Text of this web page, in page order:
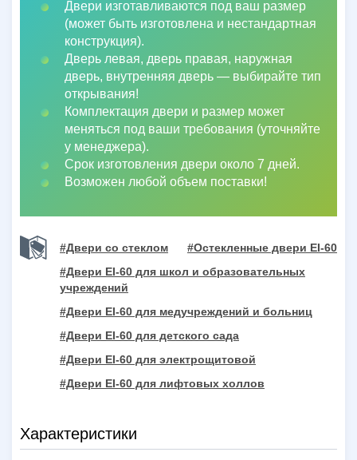
Двери изготавливаются под ваш размер
(может быть изготовлена и нестандартная
конструкция).
Дверь левая, дверь правая, наружная
дверь, внутренняя дверь — выбирайте тип
открывания!
Комплектация двери и размер может
меняться под ваши требования (уточняйте
у менеджера).
Срок изготовления двери около 7 дней.
Возможен любой объем поставки!
#Двери со стеклом
#Остекленные двери EI-60
#Двери EI-60 для школ и образовательных
учреждений
#Двери EI-60 для медучреждений и больниц
#Двери EI-60 для детского сада
#Двери EI-60 для электрощитовой
#Двери EI-60 для лифтовых холлов
Характеристики